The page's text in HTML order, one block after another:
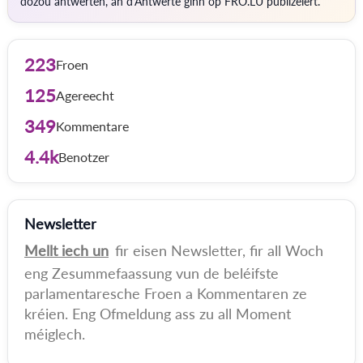
223Froen
125Agereecht
349Kommentare
4.4kBenotzer
Newsletter
Mellt iech un fir eisen Newsletter, fir all Woch
eng Zesummefaassung vun de beléifste
parlamentaresche Froen a Kommentaren ze
kréien. Eng Ofmeldung ass zu all Moment
méiglech.